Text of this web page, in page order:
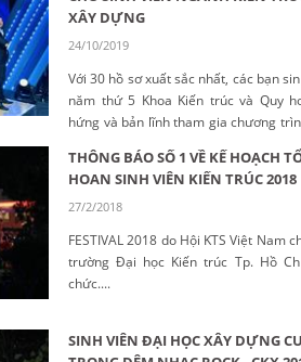
XÂY DỰNG
24/10/2019
Với 30 hồ sơ xuất sắc nhất, các bạn
năm thứ 5 Khoa Kiến trúc và Quy
hứng và bản lĩnh tham gia chương
phỏng vấn tuyển dụng và thử thách
doanh nghiệp tham gia tuyển dụng....
THÔNG BÁO SỐ 1 VỀ KẾ HOẠCH
HOAN SINH VIÊN KIẾN TRÚC 2018
27/2/2018
FESTIVAL 2018 do Hội KTS Việt Nam
trường Đại học Kiến trúc Tp. Hồ
chức....
SINH VIÊN ĐẠI HỌC XÂY DỰNG